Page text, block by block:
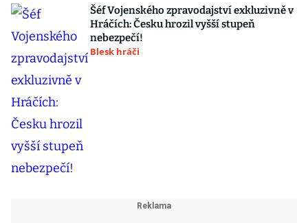
Šéf Vojenského zpravodajství exkluzivně v
Hráčích: Česku hrozil vyšší stupeň
nebezpečí!
Blesk hráči